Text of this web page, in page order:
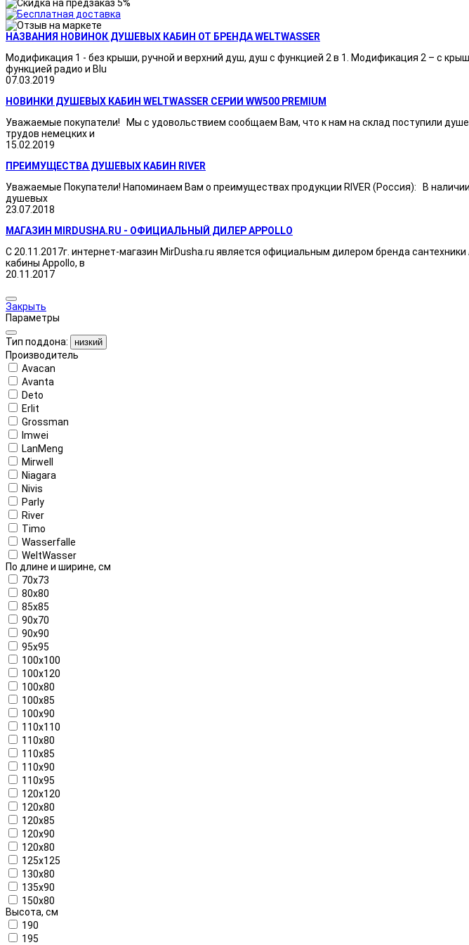
НАЗВАНИЯ НОВИНОК ДУШЕВЫХ КАБИН ОТ БРЕНДА WELTWASSER
Модификация 1 - без крыши, ручной и верхний душ, душ с функцией 2 в 1. Модификация 2 – с
функцией радио и Blu
07.03.2019
НОВИНКИ ДУШЕВЫХ КАБИН WELTWASSER СЕРИИ WW500 PREMIUM
Уважаемые покупатели! Мы с удовольствием сообщаем Вам, что к нам на склад поступили
трудов немецких и
15.02.2019
ПРЕИМУЩЕСТВА ДУШЕВЫХ КАБИН RIVER
Уважаемые Покупатели! Напоминаем Вам о преимуществах продукции RIVER (Россия): В
душевых
23.07.2018
МАГАЗИН MIRDUSHA.RU - ОФИЦИАЛЬНЫЙ ДИЛЕР APPOLLO
С 20.11.2017г. интернет-магазин MirDusha.ru является официальным дилером бренда
кабины Appollo, в
20.11.2017
Закрыть
Параметры
Тип поддона: низкий
Производитель
Avacan
Avanta
Deto
Erlit
Grossman
Imwei
LanMeng
Mirwell
Niagara
Nivis
Parly
River
Timo
Wasserfalle
WeltWasser
По длине и ширине, см
70x73
80x80
85x85
90x70
90x90
95x95
100x100
100x120
100x80
100x85
100x90
110x110
110x80
110x85
110x90
110x95
120x120
120x80
120x85
120x90
120х80
125x125
130x80
135x90
150x80
Высота, см
190
195